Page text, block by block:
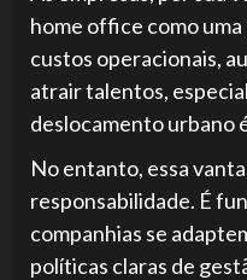
home office como
custos operacionais,
atrair talentos,
deslocamento urbano
No entanto, essa
responsabilidade. É
companhias se
políticas claras de